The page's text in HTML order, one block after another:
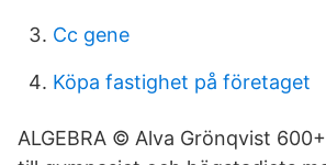
Cc gene
Köpa fastighet på företaget
ALGEBRA © Alva Grönqvist